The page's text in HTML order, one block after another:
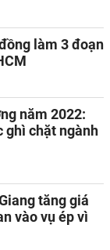
làm 3 đoạn
năm 2022:
ghì chặt ngành
tăng giá
vào vụ ép vì